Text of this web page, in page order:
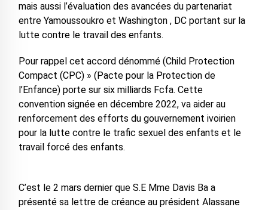
mais aussi l’évaluation des avancées du partenariat
entre Yamoussoukro et Washington , DC portant sur la
lutte contre le travail des enfants.
Pour rappel cet accord dénommé (Child Protection
Compact (CPC) » (Pacte pour la Protection de
l’Enfance) porte sur six milliards Fcfa. Cette
convention signée en décembre 2022, va aider au
renforcement des efforts du gouvernement ivoirien
pour la lutte contre le trafic sexuel des enfants et le
travail forcé des enfants.
C’est le 2 mars dernier que S.E Mme Davis Ba a
présenté sa lettre de créance au président Alassane